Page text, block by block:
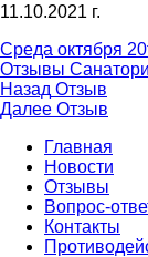
11.10.2021 г.
Опубликовано
Среда октября
Отзывы
Навигация
по
записям
Назад
запись:
Отзыв
Далее Следующая
Отзыв
Главная
Новости
Отзывы
Вопрос-
Контакты